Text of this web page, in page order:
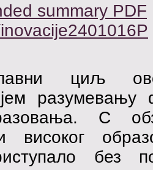
summary PDF
циљ
разумевању
С
високог
без